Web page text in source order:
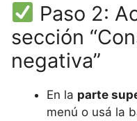
Paso 2:
sección
negativa”
En la parte
menú o usá la